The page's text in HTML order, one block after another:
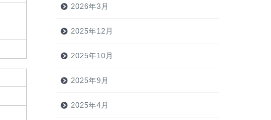
2026年3月
2025年12月
2025年10月
2025年9月
2025年4月